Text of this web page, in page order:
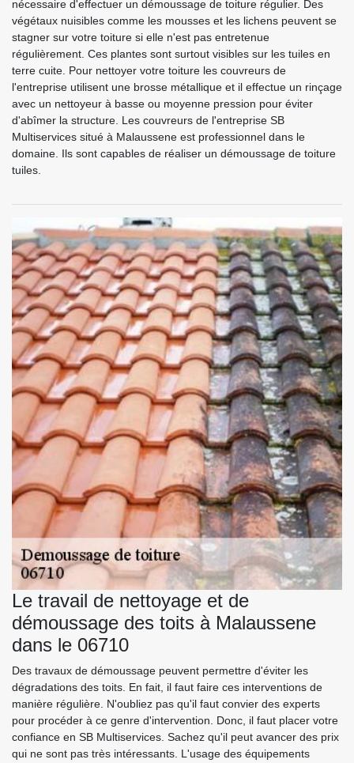
nécessaire d'effectuer un démoussage de toiture régulier. Des
végétaux nuisibles comme les mousses et les lichens peuvent se
stagner sur votre toiture si elle n'est pas entretenue
régulièrement. Ces plantes sont surtout visibles sur les tuiles en
terre cuite. Pour nettoyer votre toiture les couvreurs de
l'entreprise utilisent une brosse métallique et il effectue un rinçage
avec un nettoyeur à basse ou moyenne pression pour éviter
d'abîmer la structure. Les couvreurs de l'entreprise SB
Multiservices situé à Malaussene est professionnel dans le
domaine. Ils sont capables de réaliser un démoussage de toiture
tuiles.
Le travail de nettoyage et de
démoussage des toits à Malaussene
dans le 06710
Des travaux de démoussage peuvent permettre d'éviter les
dégradations des toits. En fait, il faut faire ces interventions de
manière régulière. N'oubliez pas qu'il faut convier des experts
pour procéder à ce genre d'intervention. Donc, il faut placer votre
confiance en SB Multiservices. Sachez qu'il peut avancer des prix
qui ne sont pas très intéressants. L'usage des équipements